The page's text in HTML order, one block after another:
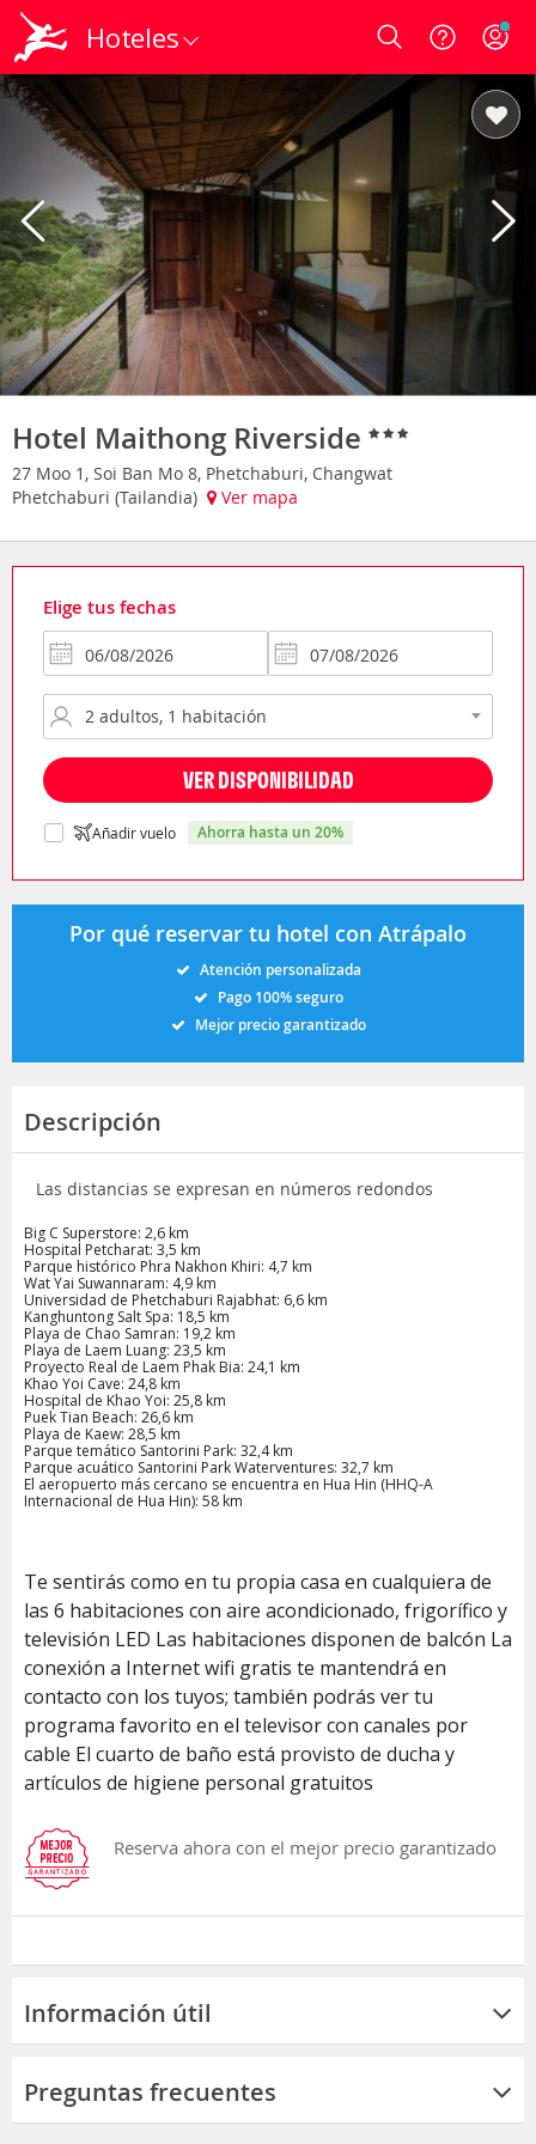
Hoteles Login
Hotel Maithong Riverside
27 Moo 1, Soi Ban Mo 8, Phetchaburi, Changwat
Phetchaburi (Tailandia)
Ver mapa
Elige tus fechas
VER DISPONIBILIDAD
Añadir vuelo ahorra hasta un 20%
Por qué reservar tu hotel con Atrápalo
Atención personalizada
Pago 100% seguro
Mejor precio garantizado
Descripción
Las distancias se expresan en números redondos
Big C Superstore: 2,6 km
Hospital Petcharat: 3,5 km
Parque histórico Phra Nakhon Khiri: 4,7 km
Wat Yai Suwannaram: 4,9 km
Universidad de Phetchaburi Rajabhat: 6,6 km
Kanghuntong Salt Spa: 18,5 km
Playa de Chao Samran: 19,2 km
Playa de Laem Luang: 23,5 km
Proyecto Real de Laem Phak Bia: 24,1 km
Khao Yoi Cave: 24,8 km
Hospital de Khao Yoi: 25,8 km
Puek Tian Beach: 26,6 km
Playa de Kaew: 28,5 km
Parque temático Santorini Park: 32,4 km
Parque acuático Santorini Park Waterventures: 32,7 km
El aeropuerto más cercano se encuentra en Hua Hin (HHQ-A
Internacional de Hua Hin): 58 km
Te sentirás como en tu propia casa en cualquiera de
las 6 habitaciones con aire acondicionado, frigorífico y
televisión LED Las habitaciones disponen de balcón La
conexión a Internet wifi gratis te mantendrá en
contacto con los tuyos; también podrás ver tu
programa favorito en el televisor con canales por
cable El cuarto de baño está provisto de ducha y
artículos de higiene personal gratuitos
Reserva ahora con el mejor precio garantizado
Información útil
Preguntas frecuentes